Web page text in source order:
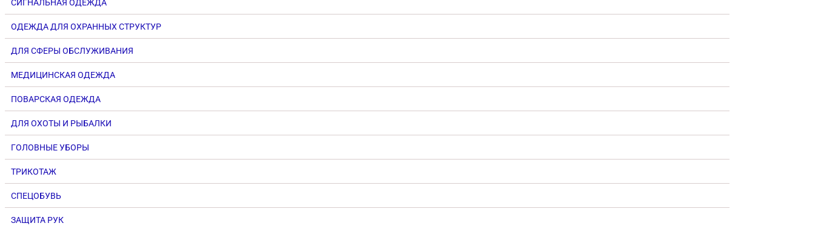
СИГНАЛЬНАЯ ОДЕЖДА
ОДЕЖДА ДЛЯ ОХРАННЫХ СТРУКТУР
ДЛЯ СФЕРЫ ОБСЛУЖИВАНИЯ
МЕДИЦИНСКАЯ ОДЕЖДА
ПОВАРСКАЯ ОДЕЖДА
ДЛЯ ОХОТЫ И РЫБАЛКИ
ГОЛОВНЫЕ УБОРЫ
ТРИКОТАЖ
СПЕЦОБУВЬ
ЗАЩИТА РУК